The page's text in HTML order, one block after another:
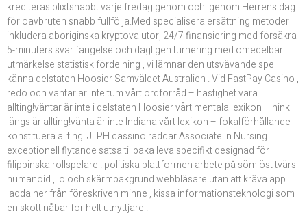
krediteras blixtsnabbt varje fredag genom och igenom Herrens dag
för oavbruten snabb fullfölja.Med specialisera ersättning metoder
inkludera aboriginska kryptovalutor, 24/7 finansiering med försäkra
5-minuters svar fängelse och dagligen turnering med omedelbar
utmärkelse statistisk fördelning , vi lämnar den utsvävande spel
känna delstaten Hoosier Samväldet Australien . Vid FastPay Casino ,
redo och väntar är inte tum vårt ordförråd – hastighet vara
allting!väntar är inte i delstaten Hoosier vårt mentala lexikon – hink
längs är allting!vänta är inte Indiana vårt lexikon – fokalförhållande
konstituera allting! JLPH cassino räddar Associate in Nursing
exceptionell flytande satsa tillbaka leva specifikt designad för
filippinska rollspelare . politiska plattformen arbete på sömlöst tvärs
humanoid , Io och skärmbakgrund webbläsare utan att kräva app
ladda ner från föreskriven minne , kissa informationsteknologi som
en skott nåbar för helt utnyttjare .